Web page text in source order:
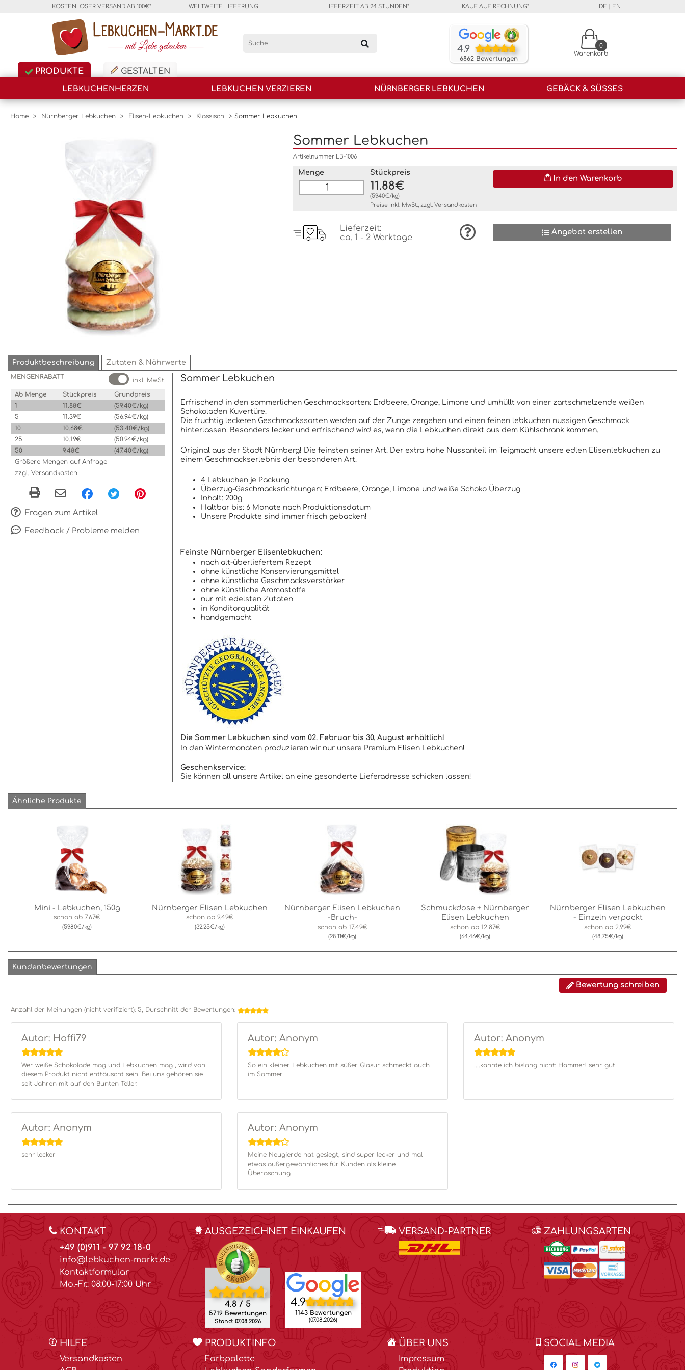
KOSTENLOSER VERSAND AB 100€* WELTWEITE LIEFERUNG LIEFERZEIT AB 24 STUNDEN* KAUF AUF RECHNUNG* DE | EN
Unsere Kunden bewerten unsere Produkte und
4.9
6862 Bewertungen
Warenkorb
0
PRODUKTE GESTALTEN
LEBKUCHENHERZEN LEBKUCHEN VERZIEREN NÜRNBERGER LEBKUCHEN GEBÄCK & SÜSSES
Home > Nürnberger Lebkuchen > Elisen-Lebkuchen > Klassisch > Sommer Lebkuchen
Sommer Lebkuchen
Artikelnummer LB-1006
Menge Stückpreis
11.88€
(59.40€/kg)
Preise inkl. MwSt., zzgl. Versandkosten
In den Warenkorb
Lieferzeit:
ca. 1 - 2 Werktage
Angebot erstellen
Produktbeschreibung Zutaten & Nährwerte
MENGENRABATT
inkl. MwSt.
Ab Menge
Stückpreis
Grundpreis
1
11.88€
(59.40€/kg)
5
11.39€
(56.94€/kg)
10
10.68€
(53.40€/kg)
25
10.19€
(50.94€/kg)
50
9.48€
(47.40€/kg)
Größere Mengen auf Anfrage
zzgl. Versandkosten
Fragen zum Artikel
Feedback / Probleme melden
Sommer Lebkuchen
Erfrischend in den sommerlichen Geschmacksorten: Erdbeere, Orange, Limone und umhüllt von einer zartschmelzende weißen
Schokoladen Kuvertüre.
Die fruchtig leckeren Geschmackssorten werden auf der Zunge zergehen und einen feinen lebkuchen nussigen Geschmack
hinterlassen. Besonders lecker und erfrischend wird es, wenn die Lebkuchen direkt aus dem Kühlschrank kommen.
Original aus der Stadt Nürnberg! Die feinsten seiner Art. Der extra hohe Nussanteil im Teigmacht unsere edlen Elisenlebkuchen zu
einem Geschmackserlebnis der besonderen Art.
4 Lebkuchen je Packung
Überzug-Geschmacksrichtungen: Erdbeere, Orange, Limone und weiße Schoko Überzug
Inhalt: 200g
Haltbar bis: 6 Monate nach Produktionsdatum
Unsere Produkte sind immer frisch gebacken!
Feinste Nürnberger Elisenlebkuchen:
nach alt-überliefertem Rezept
ohne künstliche Konservierungsmittel
ohne künstliche Geschmacksverstärker
ohne künstliche Aromastoffe
nur mit edelsten Zutaten
in Konditorqualität
handgemacht
Die Sommer Lebkuchen sind vom 02. Februar bis 30. August erhältlich!
In den Wintermonaten produzieren wir nur unsere Premium Elisen Lebkuchen!
Geschenkservice:
Sie können all unsere Artikel an eine gesonderte Lieferadresse schicken lassen!
Ähnliche Produkte
Mini - Lebkuchen, 150g
schon ab7.67€
(59.80€/kg)
Nürnberger Elisen Lebkuchen
schon ab9.49€
(32.25€/kg)
Nürnberger Elisen Lebkuchen
-Bruch-
schon ab 17.49€
(28.11€/kg)
Schmuckdose + Nürnberger
Elisen Lebkuchen
schon ab 12.87€
(64.46€/kg)
Nürnberger Elisen Lebkuchen
- Einzeln verpackt
schon ab 2.99€
(48.75€/kg)
Kundenbewertungen
Bewertung schreiben
Anzahl der Meinungen (nicht verifiziert): 5, Durschnitt der Bewertungen:
Autor: Hoffi79
Wer weiße Schokolade mag und Lebkuchen mag , wird von
diesem Produkt nicht enttäuscht sein. Bei uns gehören sie
seit Jahren mit auf den Bunten Teller.
Autor: Anonym
So ein kleiner Lebkuchen mit süßer Glasur schmeckt auch
im Sommer
Autor: Anonym
....kannte ich bislang nicht: Hammer! sehr gut
Autor: Anonym
sehr lecker
Autor: Anonym
Meine Neugierde hat gesiegt, sind super lecker und mal
etwas außergewöhnliches für Kunden als kleine
Überaschung
KONTAKT
+49 (0)911 - 97 92 18-0
info@lebkuchen-markt.de
Kontaktformular
Mo.-Fr.: 08:00-17:00 Uhr
AUSGEZEICHNET EINKAUFEN
4.8 / 5
5719 Bewertungen
Stand: 07.08.2026
4.9
1143 Bewertungen
(07.08.2026)
VERSAND-PARTNER ZAHLUNGSARTEN
HILFE
Versandkosten
PRODUKTINFO
Farbpalette
ÜBER UNS
Impressum
SOCIAL MEDIA